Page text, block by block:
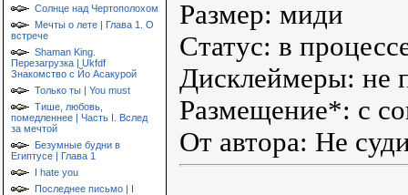
Солнце над Чертополохом
Мечты о лете | Глава 1. О
встрече
Shaman King.
Перезагрузка | Ukfdf
Знакомство с Йо Асакурой
Только ты | You must
Тише, любовь,
помедленнее | Часть I. Вслед
за мечтой
Безумные будни в
Египтусе | Глава 1
I hate you
Последнее письмо | I
Размер: миди
Статус: в
Дисклеймеры: не
Размещение*: с
От автора: Не